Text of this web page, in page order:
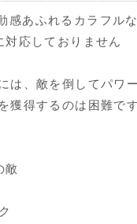
あふれるカラフル
応しておりません
は、敵を倒してパワ
獲得するのは困難です
敵